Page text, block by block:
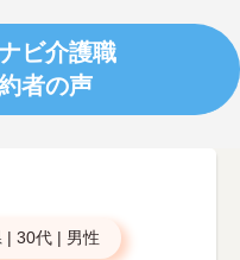
ビ介護職
者の声
| 30代 | 男性